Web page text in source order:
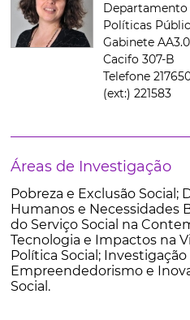
Departamento
Políticas
Gabinete
Cacifo 307-B
Telefone
(ext:) 221583
Áreas de Investigação
Pobreza e Exclusão Social;
Humanos e Necessidades
do Serviço Social na
Tecnologia e Impactos na
Política Social;
Empreendedorismo e
Social.